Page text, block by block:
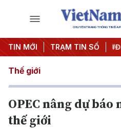
CHUYÊN TRANG THÔNG TIN ĐA
TIN MỚI TRẠM TIN SỐ
nghị Trung ương 3 #Đưa
Thế giới
OPEC nâng dự báo
thế giới